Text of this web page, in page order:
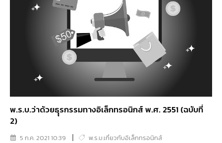
พ.ร.บ.ว่าด้วยธุุรกรรมทางอิเล็กทรอนิกส์ พ.ศ. 2551 (ฉบับที่
2)
5 ก.ค. 2021 10:39 พ.ร.บ.เกี่ยวกับอิเล็กทรอนิกส์